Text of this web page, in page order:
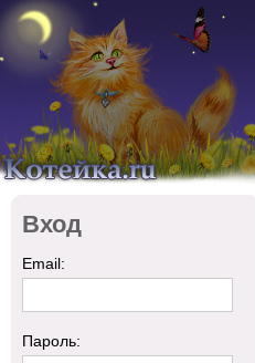
Вход
Email:
Пароль: